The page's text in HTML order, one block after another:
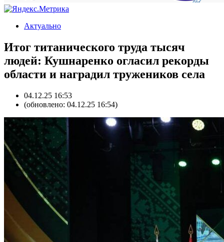
Актуально
Итог титанического труда тысяч
людей: Кушнаренко огласил рекорды
области и наградил тружеников села
04.12.25 16:53
(обновлено: 04.12.25 16:54)